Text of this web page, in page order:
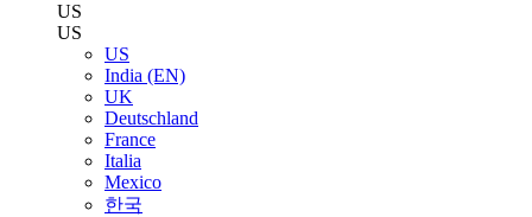
US
US
US
India (EN)
UK
Deutschland
France
Italia
Mexico
한국